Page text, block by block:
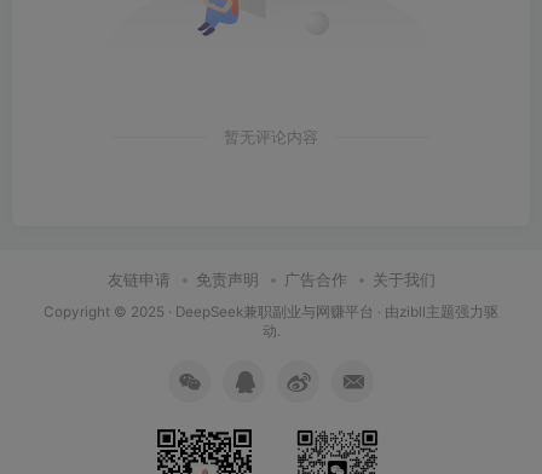
暂无评论内容
友链申请 免责声明 广告合作 关于我们
Copyright © 2025 · DeepSeek兼职副业与网赚平台 · 由zibll主题强力驱
动.